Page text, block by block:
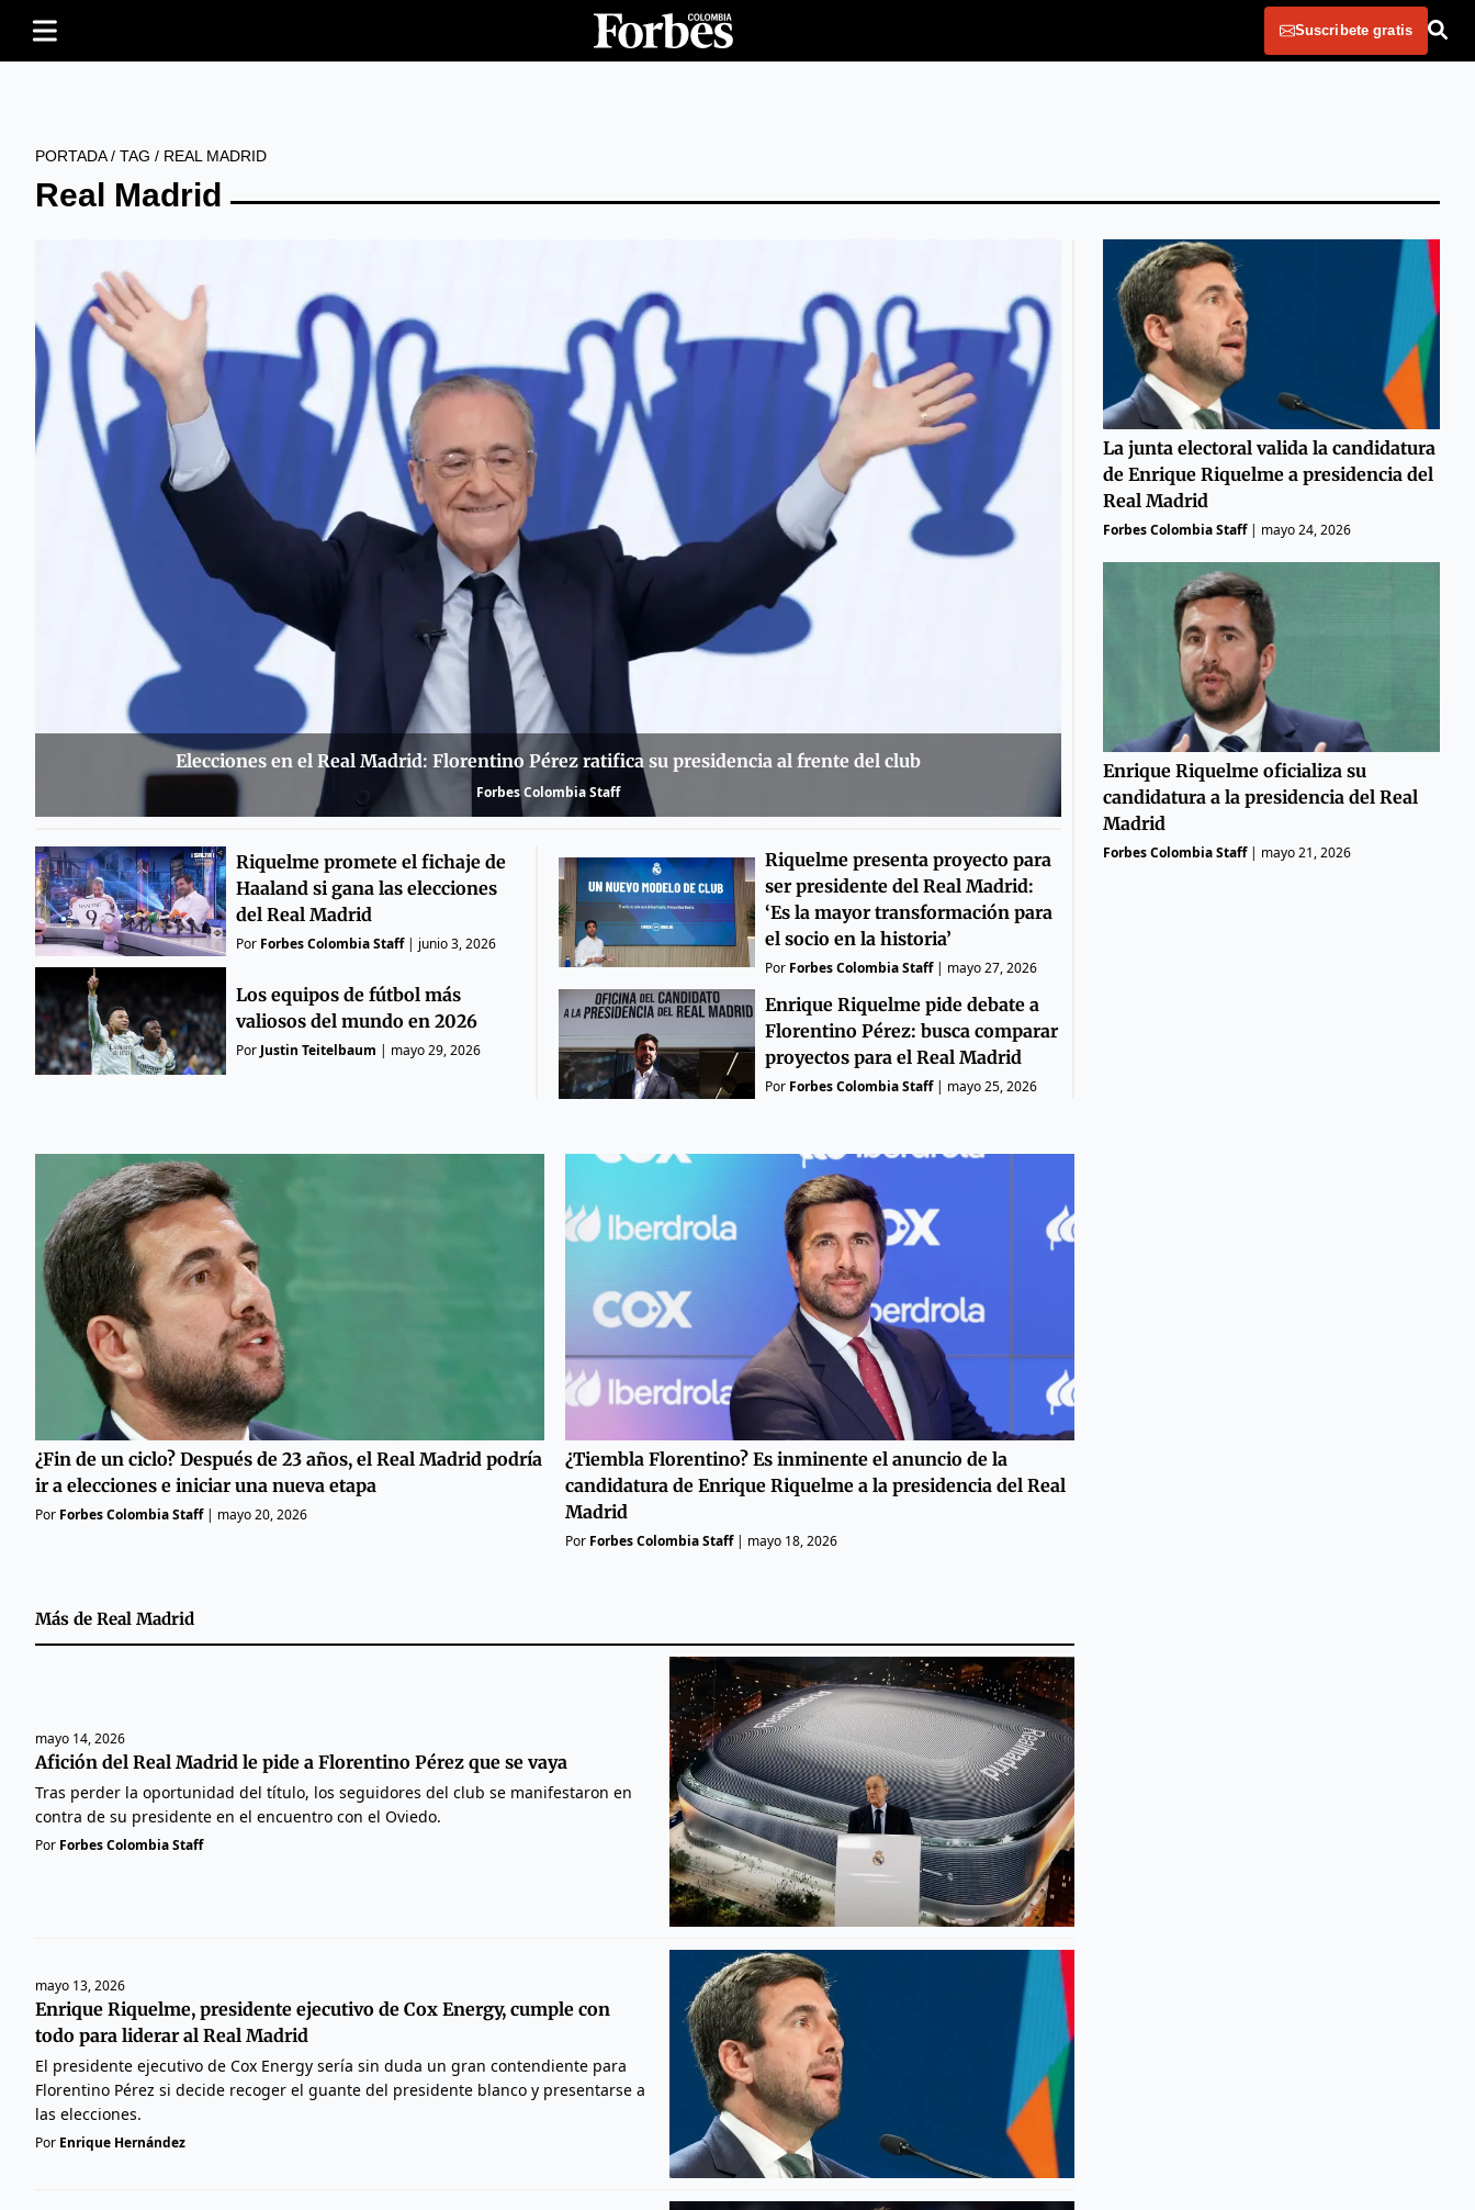
Suscribete gratis
PORTADA/ TAG / REAL MADRID
Real Madrid
Elecciones en el Real Madrid: Florentino Pérez ratifica su presidencia al frente del club
Forbes Colombia Staff
Riquelme promete el fichaje de
Haaland si gana las elecciones
del Real Madrid
Por Forbes Colombia Staff| junio 3, 2026
Los equipos de fútbol más
valiosos del mundo en 2026
Por Justin Teitelbaum | mayo 29, 2026
Riquelme presenta proyecto para
ser presidente del Real Madrid:
‘Es la mayor transformación para
el socio en la historia’
Por Forbes Colombia Staff| mayo 27, 2026
Enrique Riquelme pide debate a
Florentino Pérez: busca comparar
proyectos para el Real Madrid
Por Forbes Colombia Staff| mayo 25, 2026
La junta electoral valida la candidatura
de Enrique Riquelme a presidencia del
Real Madrid
Forbes Colombia Staff| mayo 24, 2026
Enrique Riquelme oficializa su
candidatura a la presidencia del Real
Madrid
Forbes Colombia Staff| mayo 21, 2026
¿Fin de un ciclo? Después de 23 años, el Real Madrid podría
ir a elecciones e iniciar una nueva etapa
Por Forbes Colombia Staff| mayo 20, 2026
¿Tiembla Florentino? Es inminente el anuncio de la
candidatura de Enrique Riquelme a la presidencia del Real
Madrid
Por Forbes Colombia Staff| mayo 18, 2026
Más de Real Madrid
mayo 14, 2026
Afición del Real Madrid le pide a Florentino Pérez que se vaya
Tras perder la oportunidad del título, los seguidores del club se manifestaron en
contra de su presidente en el encuentro con el Oviedo.
Por Forbes Colombia Staff
mayo 13, 2026
Enrique Riquelme, presidente ejecutivo de Cox Energy, cumple con
todo para liderar al Real Madrid
El presidente ejecutivo de Cox Energy sería sin duda un gran contendiente para
Florentino Pérez si decide recoger el guante del presidente blanco y presentarse a
las elecciones.
Por Enrique Hernández